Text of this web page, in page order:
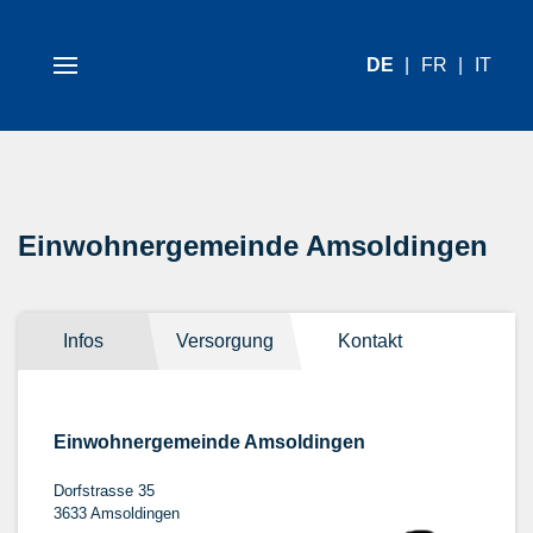
DE FR IT
Einwohnergemeinde Amsoldingen
Infos Versorgung Kontakt
Einwohnergemeinde Amsoldingen
Dorfstrasse 35
3633 Amsoldingen